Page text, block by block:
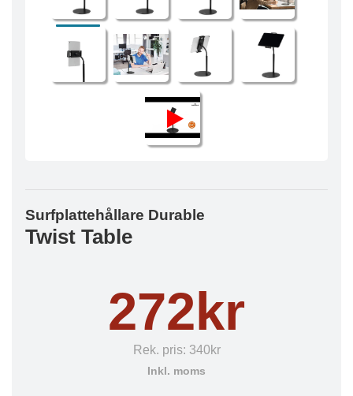
Surfplattehållare Durable
Twist Table
272kr
Rek. pris: 340kr
Inkl. moms